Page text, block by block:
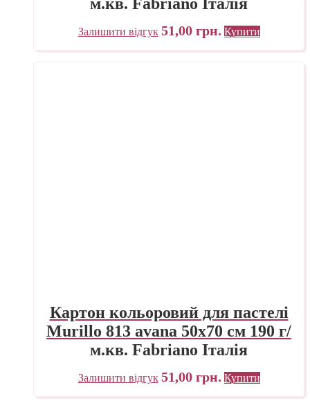
м.кв. Fabriano Італія
Залишити відгук 51,00 грн. Купити
Картон кольоровий для пастелі
Murillo 813 avana 50х70 см 190 г/
м.кв. Fabriano Італія
Залишити відгук 51,00 грн. Купити